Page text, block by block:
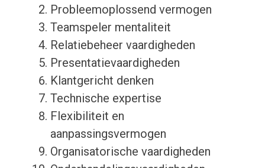
Probleemoplossend vermogen
Teamspeler mentaliteit
Relatiebeheer vaardigheden
Presentatievaardigheden
Klantgericht denken
Technische expertise
Flexibiliteit en
aanpassingsvermogen
Organisatorische vaardigheden